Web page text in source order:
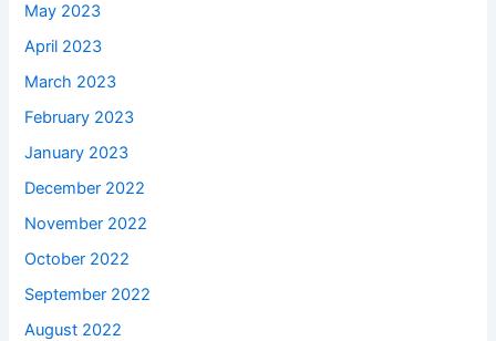
May 2023
April 2023
March 2023
February 2023
January 2023
December 2022
November 2022
October 2022
September 2022
August 2022